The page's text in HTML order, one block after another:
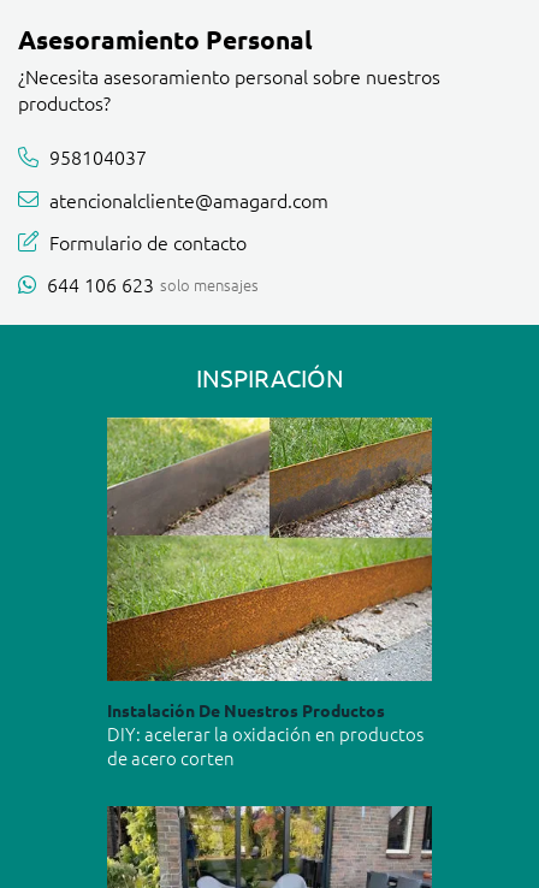
Asesoramiento Personal
¿Necesita asesoramiento personal sobre nuestros
productos?
958104037
atencionalcliente@amagard.com
Formulario de contacto
644 106 623 solo mensajes
INSPIRACIÓN
Instalación De Nuestros Productos
DIY: acelerar la oxidación en productos
de acero corten